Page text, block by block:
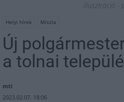
illusztráció -
Helyi hírek Miszla
Új
a tolnai
mti
2023.02.07. 18:06